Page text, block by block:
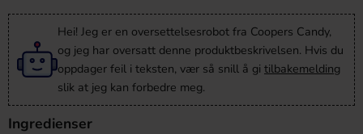
Hei! Jeg er en oversettelsesrobot fra Coopers Candy,
og jeg har oversatt denne produktbeskrivelsen. Hvis du
oppdager feil i teksten, vær så snill å gi tilbakemelding
slik at jeg kan forbedre meg.
Ingredienser